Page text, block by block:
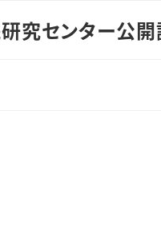
究センター公